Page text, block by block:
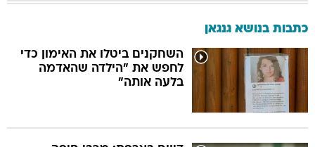
כתבות בנושא גנגאן
השחקנים ביטלו את האימון כדי
לחפש את "הילדה שהאדמה
בלעה אותה"